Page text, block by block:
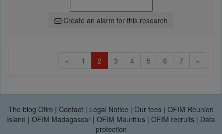
Create an alarm for this research
« 1 2 (current)
3 4 5 6 7 »
The blog Ofim | Contact | Legal Notice | Our fees | OFIM Reunion
Island | OFIM Madagascar | OFIM Mauritius | OFIM recruits | Data
protection